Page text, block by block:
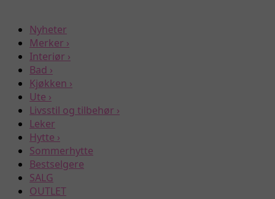
Nyheter
Merker ›
Interiør ›
Bad ›
Kjøkken ›
Ute ›
Livsstil og tilbehør ›
Leker
Hytte ›
Sommerhytte
Bestselgere
SALG
OUTLET